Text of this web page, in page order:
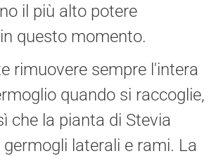
il più alto potere
questo momento.
rimuovere sempre l'intera
quando si raccoglie,
che la pianta di Stevia
laterali e rami. La